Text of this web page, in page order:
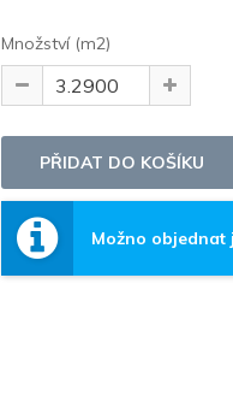
Množství (m2)
Možno objednat